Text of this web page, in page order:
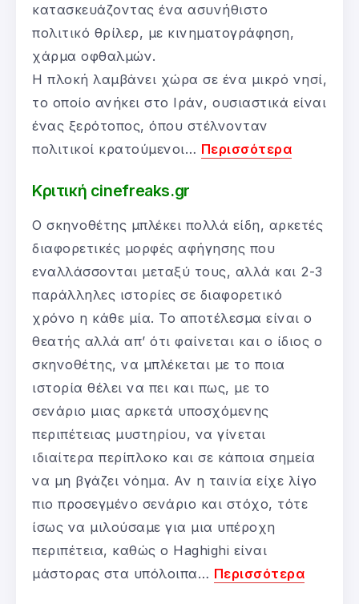
κατασκευάζοντας ένα ασυνήθιστο
πολιτικό θρίλερ, με κινηματογράφηση,
χάρμα οφθαλμών.
Η πλοκή λαμβάνει χώρα σε ένα μικρό νησί,
το οποίο ανήκει στο Ιράν, ουσιαστικά είναι
ένας ξερότοπος, όπου στέλνονταν
πολιτικοί κρατούμενοι… Περισσότερα
Κριτική cinefreaks.gr
Ο σκηνοθέτης μπλέκει πολλά είδη, αρκετές
διαφορετικές μορφές αφήγησης που
εναλλάσσονται μεταξύ τους, αλλά και 2-3
παράλληλες ιστορίες σε διαφορετικό
χρόνο η κάθε μία. Το αποτέλεσμα είναι ο
θεατής αλλά απ’ ότι φαίνεται και ο ίδιος ο
σκηνοθέτης, να μπλέκεται με το ποια
ιστορία θέλει να πει και πως, με το
σενάριο μιας αρκετά υποσχόμενης
περιπέτειας μυστηρίου, να γίνεται
ιδιαίτερα περίπλοκο και σε κάποια σημεία
να μη βγάζει νόημα. Αν η ταινία είχε λίγο
πιο προσεγμένο σενάριο και στόχο, τότε
ίσως να μιλούσαμε για μια υπέροχη
περιπέτεια, καθώς ο Haghighi είναι
μάστορας στα υπόλοιπα… Περισσότερα